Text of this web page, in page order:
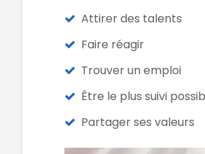
Attirer des talents
Faire réagir
Trouver un emploi
Être le plus suivi
Partager ses valeurs